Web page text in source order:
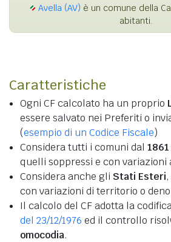
Avella (AV) è un comune della
abitanti.
Caratteristiche
Ogni CF calcolato ha un proprio
essere salvato nei Preferiti o
(esempio di un Codice Fiscale)
Considera tutti i comuni dal 1861
quelli soppressi e con variazioni
Considera anche gli Stati Esteri
con variazioni di territorio o
Il calcolo del CF adotta la
del 23/12/1976 ed il controllo
omocodia.